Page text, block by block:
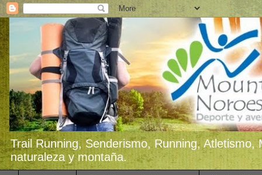
Trail Running, Senderismo, Running,
naturaleza y montaña.